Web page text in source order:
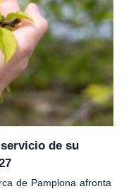
de su
de Pamplona afronta